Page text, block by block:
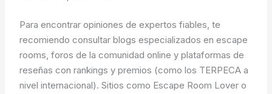
Para encontrar opiniones de expertos fiables, te
recomiendo consultar blogs especializados en escape
rooms, foros de la comunidad online y plataformas de
reseñas con rankings y premios (como los TERPECA a
nivel internacional). Sitios como Escape Room Lover o